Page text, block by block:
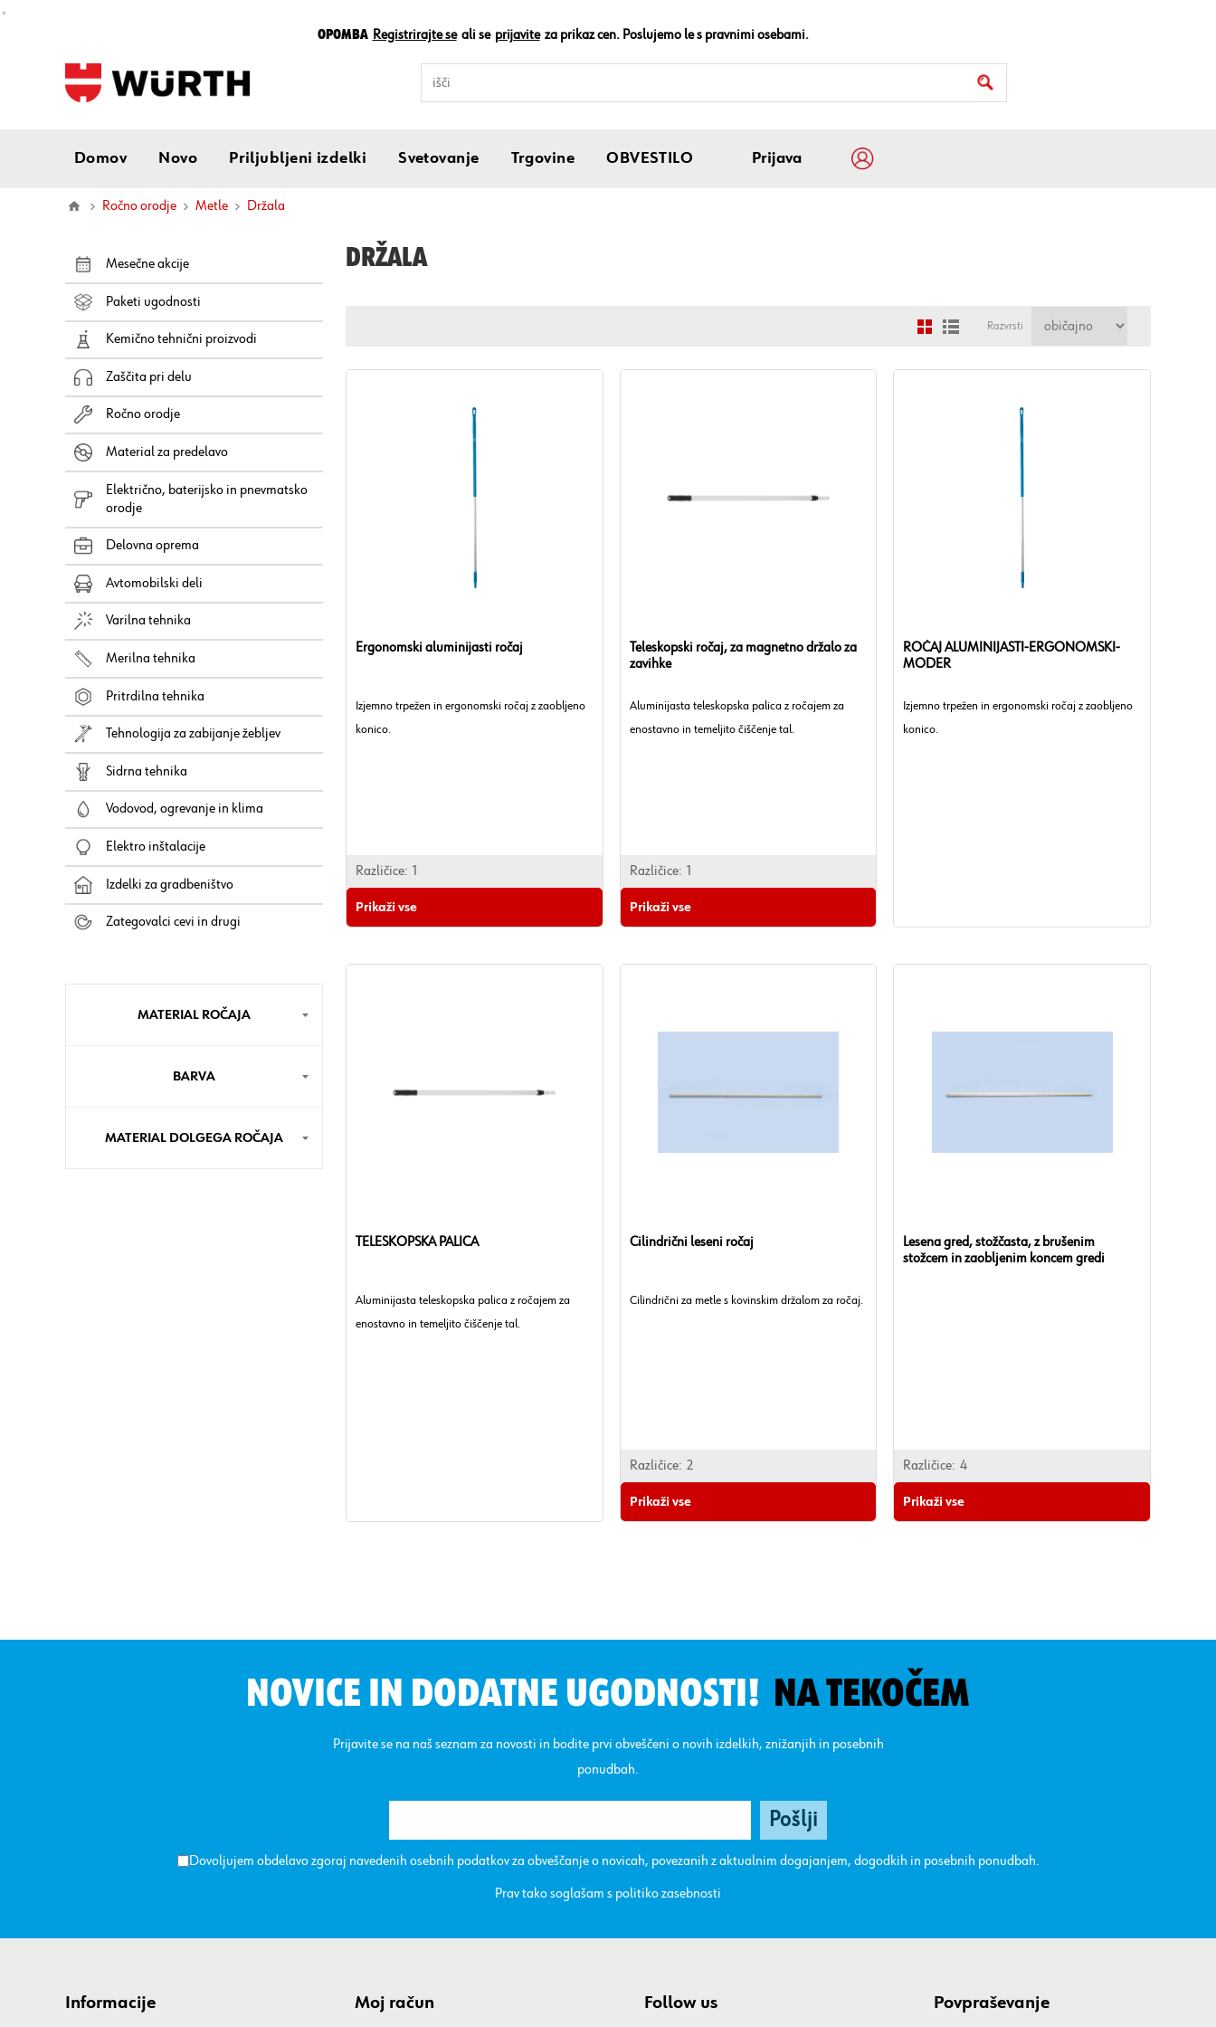
¸
Opomba Registrirajte se ali se prijavite za prikaz cen. Poslujemo le s pravnimi osebami.
Mesečne akcije
Paketi ugodnosti
Kemično tehnični proizvodi
Zaščita pri delu
Ročno orodje
Material za predelavo
Električno, baterijsko in pnevmatsko
orodje
Delovna oprema
Avtomobilski deli
Varilna tehnika
Merilna tehnika
Pritrdilna tehnika
Tehnologija za zabijanje žebljev
Sidrna tehnika
Vodovod, ogrevanje in klima
Elektro inštalacije
Izdelki za gradbeništvo
Zategovalci cevi in drugi
Domov Novo Priljubljeni izdelki Svetovanje Trgovine OBVESTILO Prijava
Ročno orodje Metle držala
DRŽALA
Razvrsti
Ergonomski aluminijasti ročaj
Izjemno trpežen in ergonomski ročaj z zaobljeno
konico.
Različice: 1
Prikaži vse
Teleskopski ročaj, za magnetno držalo za
zavihke
Aluminijasta teleskopska palica z ročajem za
enostavno in temeljito čiščenje tal.
Različice: 1
Prikaži vse
ROČAJ ALUMINIJASTI-ERGONOMSKI-
MODER
Izjemno trpežen in ergonomski ročaj z zaobljeno
konico.
TELESKOPSKA PALICA
Aluminijasta teleskopska palica z ročajem za
enostavno in temeljito čiščenje tal.
Cilindrični leseni ročaj
Cilindrični za metle s kovinskim držalom za ročaj.
Različice: 2
Prikaži vse
Lesena gred, stožčasta, z brušenim
stožcem in zaobljenim koncem gredi
Različice: 4
Prikaži vse
MATERIAL ROČAJA
BARVA
MATERIAL DOLGEGA ROČAJA
NOVICE IN DODATNE UGODNOSTI! NA TEKOČEM
Prijavite se na naš seznam za novosti in bodite prvi obveščeni o novih izdelkih, znižanjih in posebnih
ponudbah.
Dovoljujem obdelavo zgoraj navedenih osebnih podatkov za obveščanje o novicah, povezanih z aktualnim dogajanjem, dogodkih in posebnih ponudbah.
Prav tako soglašam s politiko zasebnosti
Informacije Moj račun Follow us Povpraševanje